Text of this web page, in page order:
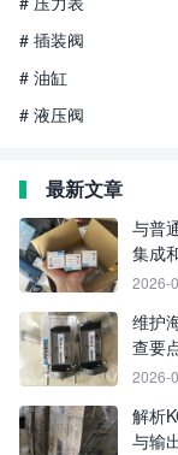
# 插装阀
# 油缸
# 液压阀
最新文章
与普
集成
2026-
维护
查要
2026-
解析
与输